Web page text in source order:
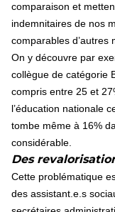
comparaison et
indemnitaires de nos
comparables d’autres
On y découvre par
collègue de catégorie
compris entre 25 et
l’éducation nationale
tombe même à 16%
considérable.
Des
Cette problématique
des assistant.e.s